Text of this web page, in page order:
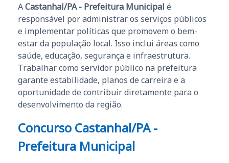
ACastanhal/PA - Prefeitura Municipal é
responsável por administrar os serviços públicos
e implementar políticas que promovem o bem-
estar da população local. Isso inclui áreas como
saúde, educação, segurança e infraestrutura.
Trabalhar como servidor público na prefeitura
garante estabilidade, planos de carreira e a
oportunidade de contribuir diretamente para o
desenvolvimento da região.
Concurso Castanhal/PA -
Prefeitura Municipal